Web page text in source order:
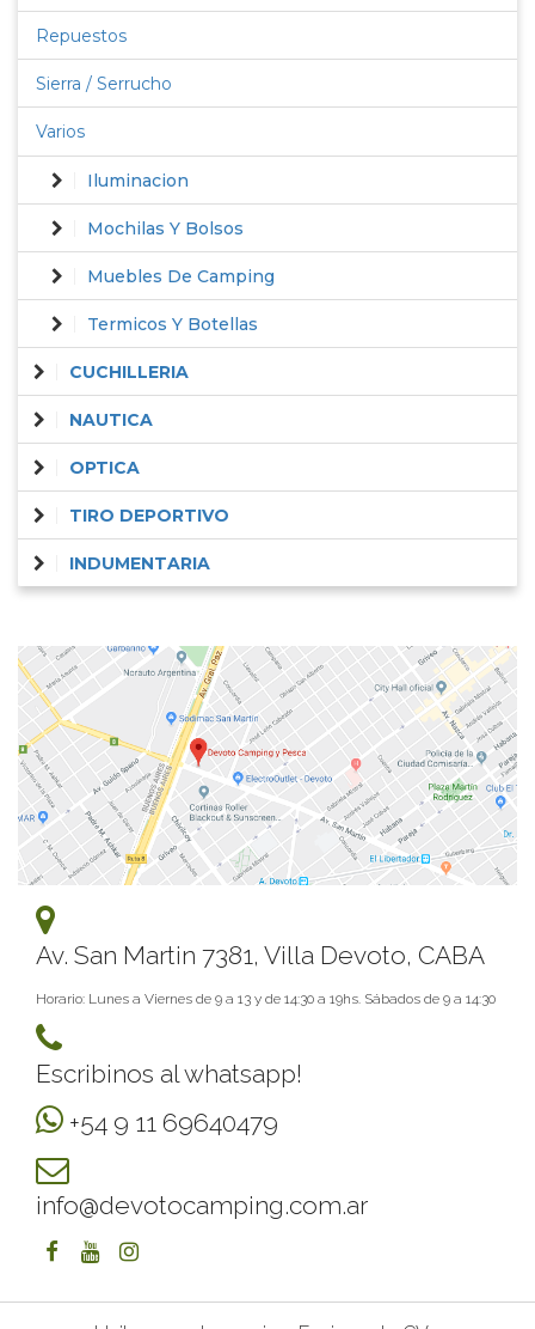
Repuestos
Sierra / Serrucho
Varios
Iluminacion
Mochilas Y Bolsos
Muebles De Camping
Termicos Y Botellas
CUCHILLERIA
NAUTICA
OPTICA
TIRO DEPORTIVO
INDUMENTARIA
Av. San Martin 7381, Villa Devoto, CABA
Horario: Lunes a Viernes de 9 a 13 y de 14:30 a 19hs. Sábados de 9 a 14:30
Escribinos al whatsapp!
+54 9 11 69640479
info@devotocamping.com.ar